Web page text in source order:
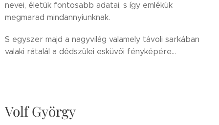
nevei, életük fontosabb adatai, s így emlékük
megmarad mindannyiunknak.
S egyszer majd a nagyvilág valamely távoli sarkában
valaki rátalál a dédszülei esküvői fényképére...
Volf György